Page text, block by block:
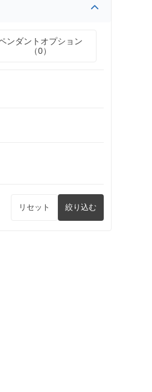
ンダントオプション
（0）
リセット 絞り込む